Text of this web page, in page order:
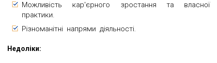
Можливість кар'єрного зростання та власної
практики.
Різноманітні напрями діяльності.
Недоліки: